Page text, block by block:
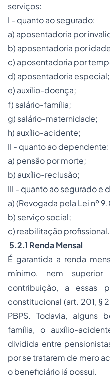
serviços:
I - quanto ao segurado:
a) aposentadoria por
b) aposentadoria por
c) aposentadoria por
d) aposentadoria especial;
e) auxílio-doença;
f) salário-família;
g) salário-maternidade;
h) auxílio-acidente;
II - quanto ao dependente:
a) pensão por morte;
b) auxílio-reclusão;
III - quanto ao segurado e
a) (Revogada pela Lei nº
b) serviço social;
c) reabilitação profissional.
5.2.1 Renda Mensal
É garantida a renda
mínimo, nem
contribuição, a essas
constitucional (art. 201, §
PBPS. Todavia, alguns
família, o auxílio-
dividida entre
por se tratarem de mero
o beneficiário já possui.